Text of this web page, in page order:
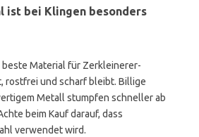
ist bei Klingen besonders
Material für Zerkleinerer-
rostfrei und scharf bleibt. Billige
Metall stumpfen schneller ab
beim Kauf darauf, dass
verwendet wird.